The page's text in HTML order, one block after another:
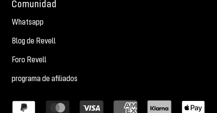
Comunidad
Whatsapp
Blog de Revell
Foro Revell
programa de afiliados